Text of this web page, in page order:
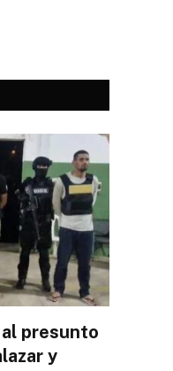
presunto
y